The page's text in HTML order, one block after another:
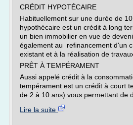
CRÉDIT HYPOTÉCAIRE
Habituellement sur une durée de
hypothécaire est un crédit à long
un bien immobilier en vue de
également au refinancement d'un
existant et à la réalisation de
PRÊT À TEMPÉRAMENT
Aussi appelé crédit à la
tempérament est un crédit à court
de 2 à 10 ans) vous permettant de
Lire la suite